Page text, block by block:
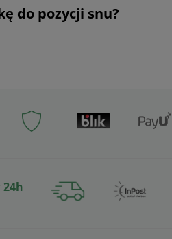
do pozycji snu?